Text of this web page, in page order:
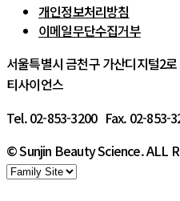
개인정보처리방침
이메일무단수집거부
서울특별시 금천구 가산디지털2
티사이언스
Tel. 02-853-3200 Fax. 02-853-
© Sunjin Beauty Science. ALL